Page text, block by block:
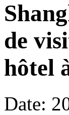
de
hôtel
Date: